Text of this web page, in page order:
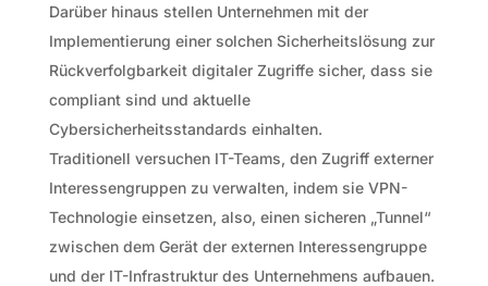
Darüber hinaus stellen Unternehmen mit der
Implementierung einer solchen Sicherheitslösung zur
Rückverfolgbarkeit digitaler Zugriffe sicher, dass sie
compliant sind und aktuelle
Cybersicherheitsstandards einhalten.
Traditionell versuchen IT-Teams, den Zugriff externer
Interessengruppen zu verwalten, indem sie VPN-
Technologie einsetzen, also, einen sicheren „Tunnel“
zwischen dem Gerät der externen Interessengruppe
und der IT-Infrastruktur des Unternehmens aufbauen.